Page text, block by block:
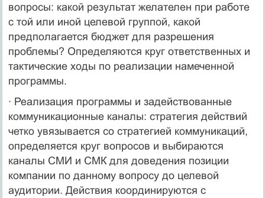
вопросы: какой результат желателен при работе
с той или иной целевой группой, какой
предполагается бюджет для разрешения
проблемы? Определяются круг ответственных и
тактические ходы по реализации намеченной
программы.
· Реализация программы и задействованные
коммуникационные каналы: стратегия действий
четко увязывается со стратегией коммуникаций,
определяется круг вопросов и выбираются
каналы СМИ и СМК для доведения позиции
компании по данному вопросу до целевой
аудитории. Действия координируются с